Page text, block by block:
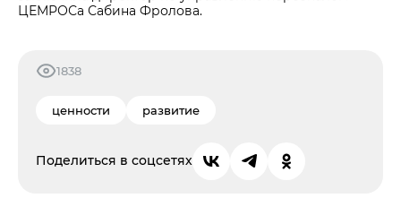
ЦЕМРОСа Сабина Фролова.
1838
ценности развитие
Поделиться в соцсетях